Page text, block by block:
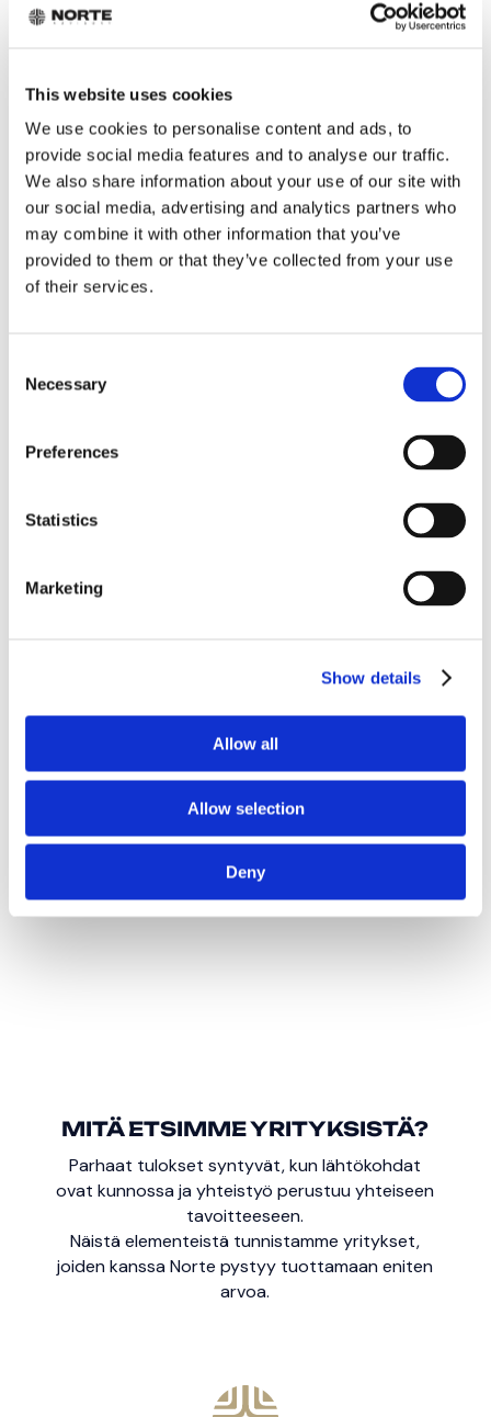
This website uses cookies
We use cookies to personalise content and ads, to
provide social media features and to analyse our traffic.
We also share information about your use of our site with
our social media, advertising and analytics partners who
may combine it with other information that you’ve
provided to them or that they’ve collected from your use
of their services.
Selection
Necessary
Preferences
Statistics
Marketing
Show details
Allow all
Allow selection
Deny
sopivan polun: rahoituskierros,
materiaalien viimeistelyssä,
dataroomissa sekä
päätöksenteossa – aina closingiin
asti.
MITÄ ETSIMME YRITYKSISTÄ?
Parhaat tulokset syntyvät, kun lähtökohdat
ovat kunnossa ja yhteistyö perustuu yhteiseen
tavoitteeseen.
Näistä elementeistä tunnistamme yritykset,
joiden kanssa Norte pystyy tuottamaan eniten
arvoa.